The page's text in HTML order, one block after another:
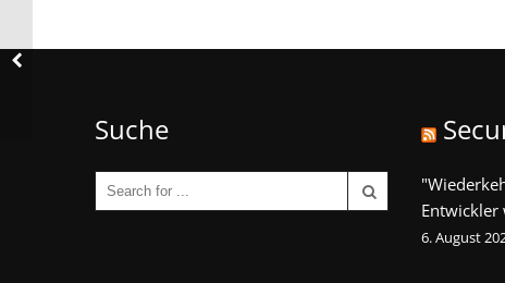
Suche
Entwickler
6. August